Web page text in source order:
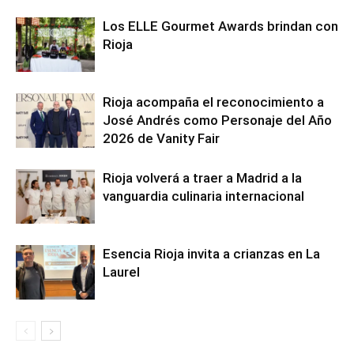
Los ELLE Gourmet Awards brindan con
Rioja
Rioja acompaña el reconocimiento a
José Andrés como Personaje del Año
2026 de Vanity Fair
Rioja volverá a traer a Madrid a la
vanguardia culinaria internacional
Esencia Rioja invita a crianzas en La
Laurel